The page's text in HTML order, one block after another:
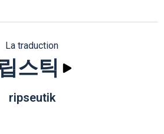
La traduction
립스틱
ripseutik